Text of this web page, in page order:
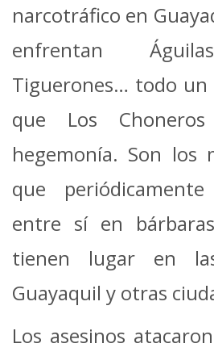
narcotráfico en
enfrentan
Tiguerones… todo un
que Los
hegemonía. Son los
que
entre sí en
tienen lugar en
Guayaquil y otras
Los asesinos